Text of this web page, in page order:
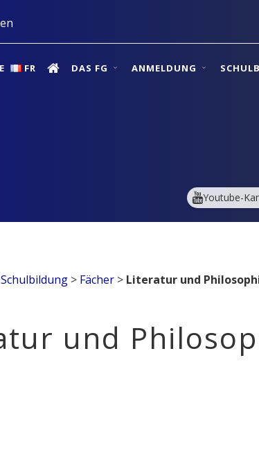
FR DAS FG ANMELDUNG
Youtube-
Schulbildung > Fächer > Literatur und
und